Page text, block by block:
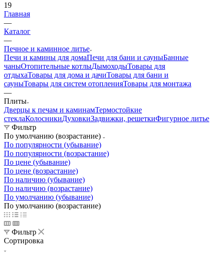
19
Главная
—
Каталог
—
Печное и каминное литье
Печи и камины для домаПечи для бани и сауныБанные
чаныОтопительные котлыДымоходыТовары для
отдыхаТовары для дома и дачиТовары для бани и
сауныТовары для систем отопленияТовары для монтажа
—
Плиты
Дверцы к печам и каминамТермостойкие
стеклаКолосникиДуховкиЗадвижки, решеткиФигурное литье
Фильтр
По умолчанию (возрастание)
По популярности (убывание)
По популярности (возрастание)
По цене (убывание)
По цене (возрастание)
По наличию (убывание)
По наличию (возрастание)
По умолчанию (убывание)
По умолчанию (возрастание)
Фильтр
Сортировка